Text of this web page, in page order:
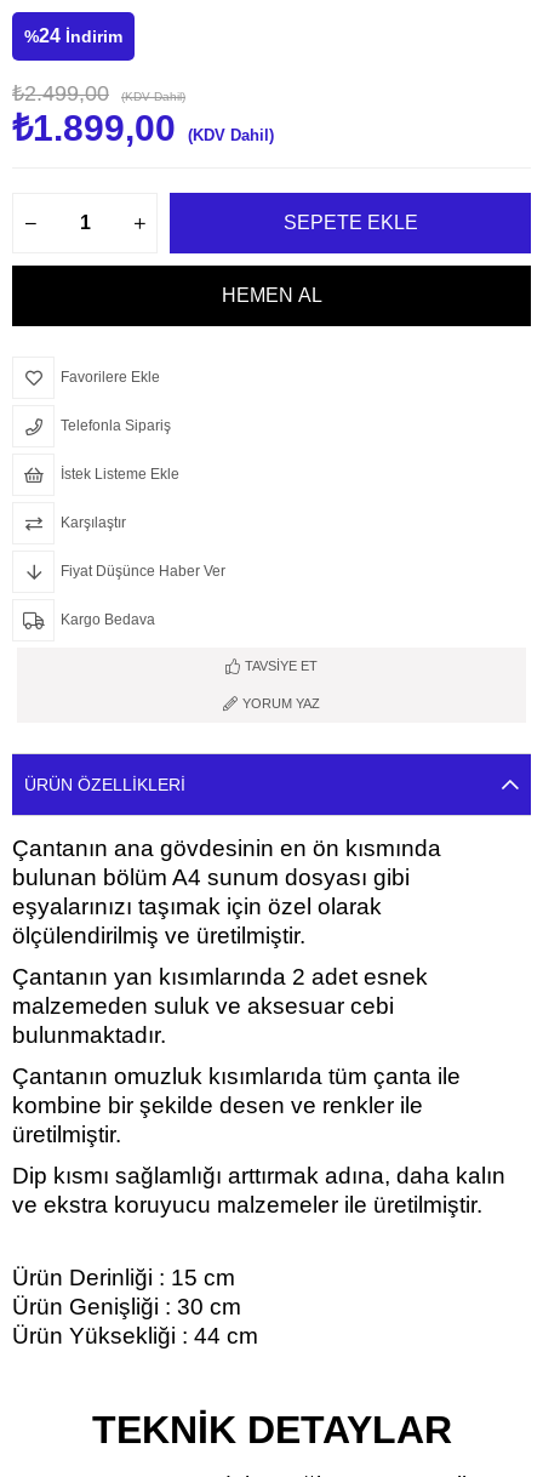
%24 İndirim
₺2.499,00 (KDV Dahil)
₺1.899,00 (KDV Dahil)
Favorilere Ekle
Telefonla Sipariş
İstek Listeme Ekle
Karşılaştır
Fiyat Düşünce Haber Ver
Kargo Bedava
TAVSIYE ET
YORUM YAZ
ÜRÜN ÖZELLIKLERI
Çantanın ana gövdesinin en ön kısmında
bulunan bölüm A4 sunum dosyası gibi
eşyalarınızı taşımak için özel olarak
ölçülendirilmiş ve üretilmiştir.
Çantanın yan kısımlarında 2 adet esnek
malzemeden suluk ve aksesuar cebi
bulunmaktadır.
Çantanın omuzluk kısımlarıda tüm çanta ile
kombine bir şekilde desen ve renkler ile
üretilmiştir.
Dip kısmı sağlamlığı arttırmak adına, daha kalın
ve ekstra koruyucu malzemeler ile üretilmiştir.
Ürün Derinliği : 15 cm
Ürün Genişliği : 30 cm
Ürün Yüksekliği : 44 cm
TEKNİK DETAYLAR